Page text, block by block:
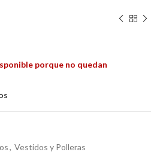
porque no quedan
, Vestidos y Polleras